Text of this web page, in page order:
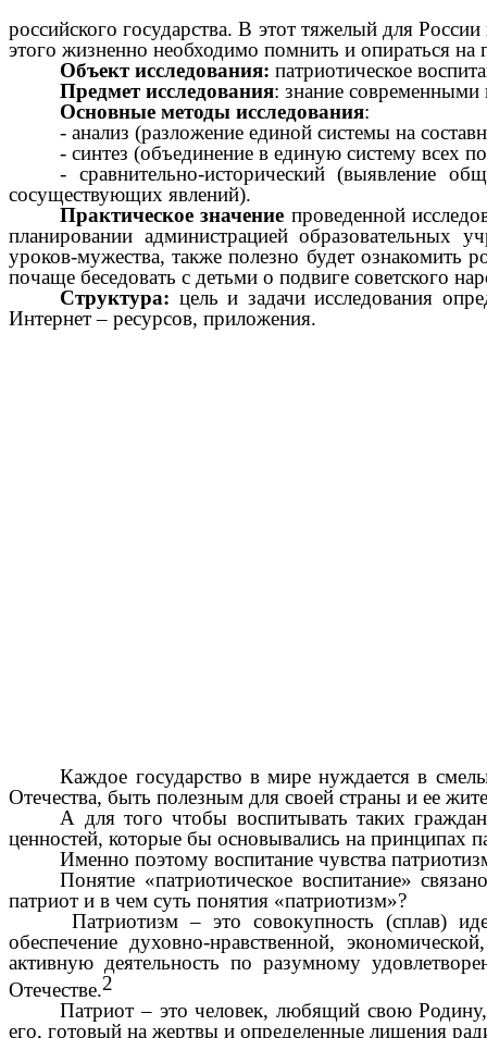
российского государства. В этот тяжелый для
этого жизненно необходимо помнить и опираться
Объект исследования: патриотическое
Предмет исследования: знание
Основные методы исследования:
- анализ (разложение единой системы на
- синтез (объединение в единую систему всех
- сравнительно-исторический (выявление
сосуществующих явлений).
Практическое значение проведенной
планировании администрацией образовательных
уроков-мужества, также полезно будет
почаще беседовать с детьми о подвиге советского
Структура: цель и задачи исследования
Интернет – ресурсов, приложения.
Каждое государство в мире нуждается в
Отечества, быть полезным для своей страны и ее
А для того чтобы воспитывать таких
ценностей, которые бы основывались на принципах
Именно поэтому воспитание чувства
Понятие «патриотическое воспитание»
патриот и в чем суть понятия «патриотизм»?
Патриотизм – это совокупность (сплав)
обеспечение духовно-нравственной,
активную деятельность по разумному
Отечестве.2
Патриот – это человек, любящий свою
его, готовый на жертвы и определенные лишения